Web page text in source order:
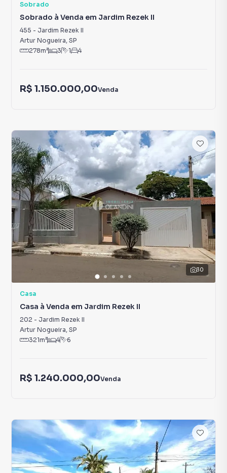
Sobrado
Sobrado à Venda em Jardim Rezek II
455 - Jardim Rezek II
Artur Nogueira, SP
278m² 3 1 4
R$ 1.150.000,00Venda
30
Casa
Casa à Venda em Jardim Rezek II
202 - Jardim Rezek II
Artur Nogueira, SP
321m² 4 6
R$ 1.240.000,00Venda